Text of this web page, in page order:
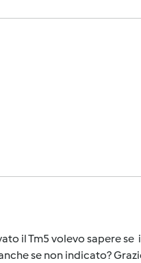
il Tm5 volevo sapere
se non indicato?